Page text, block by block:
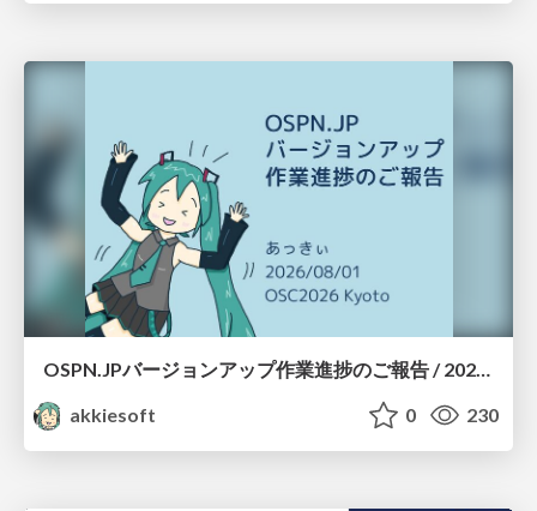
akkiesoft
0 230